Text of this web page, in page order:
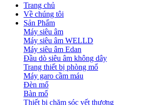
Trang chủ
Về chúng tôi
Sản Phẩm
Máy siêu âm
Máy siêu âm WELLD
Máy siêu âm Edan
Đầu dò siêu âm không dây
Trang thiết bị phòng mổ
Máy garo cầm máu
Đèn mổ
Bàn mổ
Thiết bị chăm sóc vết thương